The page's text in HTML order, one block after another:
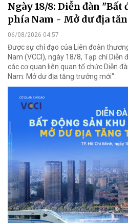
Ngày 18/8: Diễn đàn "Bất
phía Nam - Mở dư địa
06/08/2026 04:57
Được sự chỉ đạo của Liên đoàn
Nam (VCCI), ngày 18/8, Tạp chí Diễn
các cơ quan liên quan tổ chức Diễn
Nam: Mở dư địa tăng trưởng mới".